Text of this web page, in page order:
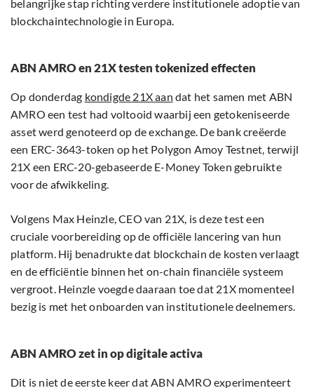
belangrijke stap richting verdere institutionele adoptie van
blockchaintechnologie in Europa.
ABN AMRO en 21X testen tokenized effecten
Op donderdag kondigde 21X aan dat het samen met ABN
AMRO een test had voltooid waarbij een getokeniseerde
asset werd genoteerd op de exchange. De bank creëerde
een ERC-3643-token op het Polygon Amoy Testnet, terwijl
21X een ERC-20-gebaseerde E-Money Token gebruikte
voor de afwikkeling.
Volgens Max Heinzle, CEO van 21X, is deze test een
cruciale voorbereiding op de officiële lancering van hun
platform. Hij benadrukte dat blockchain de kosten verlaagt
en de efficiëntie binnen het on-chain financiële systeem
vergroot. Heinzle voegde daaraan toe dat 21X momenteel
bezig is met het onboarden van institutionele deelnemers.
ABN AMRO zet in op digitale activa
Dit is niet de eerste keer dat ABN AMRO experimenteert